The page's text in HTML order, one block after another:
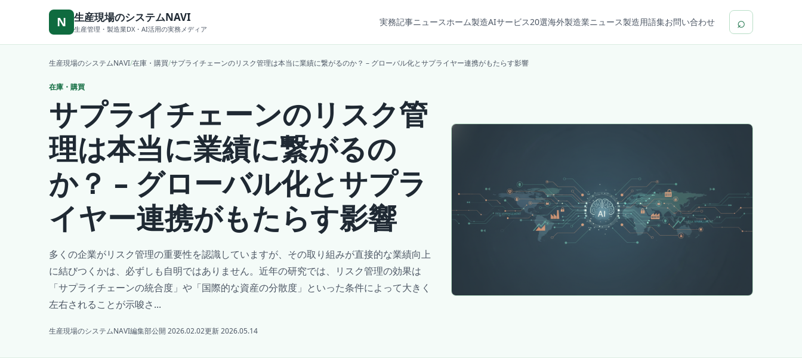
N 生産現場のシステムNAVI
生産管理・製造業DX・AI活用の実務メディア
実務記事ニュースホーム製造AIサービス20選海外製造業ニュース製造用語集お問い合わせ ⌕
生産現場のシステムNAVI/在庫・購買/サプライチェーンのリスク管理は本当に業績に繋がるのか？ – グローバル化とサプライヤー連携がもたらす影響
在庫・購買
サプライチェーンのリスク管
理は本当に業績に繋がるの
か？ – グローバル化とサプラ
イヤー連携がもたらす影響
多くの企業がリスク管理の重要性を認識していますが、その取り組みが直接的な業績向上
に結びつくかは、必ずしも自明ではありません。近年の研究では、リスク管理の効果は
「サプライチェーンの統合度」や「国際的な資産の分散度」といった条件によって大きく
左右されることが示唆さ...
生産現場のシステムNAVI編集部公開 2026.02.02更新 2026.05.14